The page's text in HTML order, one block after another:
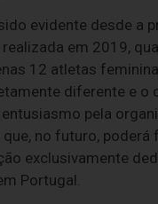
evidente desde a
em 2019,
12 atletas
diferente e o
pela
no futuro, poderá
exclusivamente
Portugal.